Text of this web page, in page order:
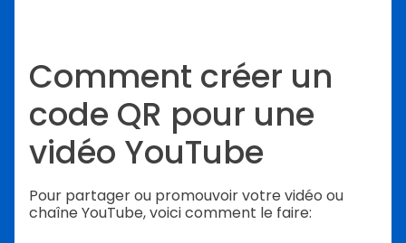
Comment créer un
code QR pour une
vidéo YouTube
Pour partager ou promouvoir votre vidéo ou
chaîne YouTube, voici comment le faire: